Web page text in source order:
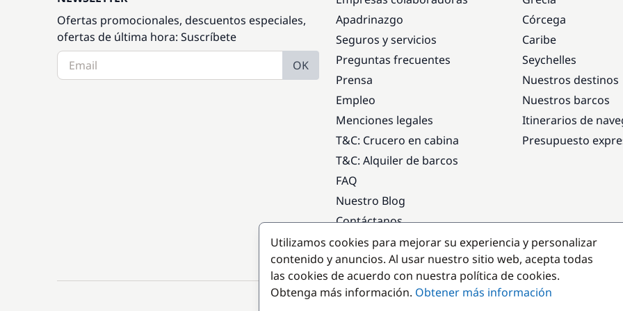
Ofertas promocionales, descuentos especiales,
ofertas de última hora: Suscríbete
OK
Apadrinazgo
Seguros y servicios
Preguntas frecuentes
Prensa
Empleo
Menciones legales
T&C: Crucero en cabina
T&C: Alquiler de barcos
FAQ
Nuestro Blog
Contáctanos
Córcega
Caribe
Seychelles
Nuestros destinos
Nuestros barcos
Itinerarios de
Presupuesto
Destinos populares
Utilizamos cookies para mejorar su experiencia y personalizar
contenido y anuncios. Al usar nuestro sitio web, acepta todas
las cookies de acuerdo con nuestra política de cookies.
Obtenga más información. Obtener más información